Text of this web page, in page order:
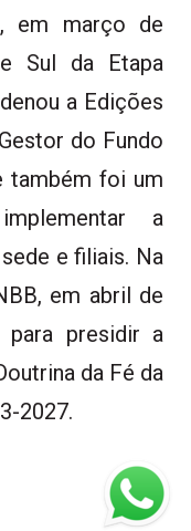
em março de
Sul da Etapa
a Edições
do Fundo
também foi um
a
e filiais. Na
em abril de
presidir a
da Fé da
2027.